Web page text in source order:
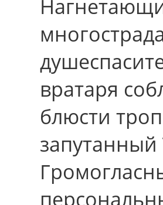
вратаря
блюсти